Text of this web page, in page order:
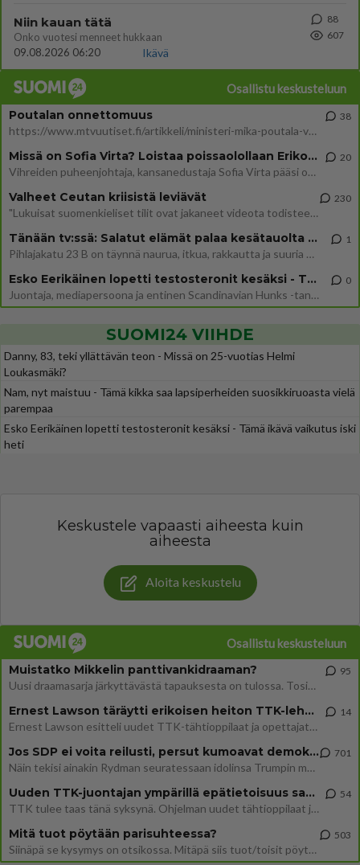
Niin kauan tätä
Onko vuotesi menneet hukkaan
09.08.2026 06:20
Ikävä
88
607
Osallistu keskusteluun
Poutalan onnettomuus
https://www.mtvuutiset.fi/artikkeli/ministeri-mika-poutala-vakavassa-onnettomuudessa/9375980 Kumma kun jutussa ei manit
38
Missä on Sofia Virta? Loistaa poissaolollaan Erikoisjoukot uudelta kaudelta
Vihreiden puheenjohtaja, kansanedustaja Sofia Virta pääsi otsikoihin, kun tieto hänen osallistumisestaan Erikoisjoukot-k
20
Valheet Ceutan kriisistä leviävät
"Lukuisat suomenkieliset tilit ovat jakaneet videota todisteena siitä, että siirtolaisjoukot aiheuttavat edelleen Ceutas
230
Tänään tv:ssä: Salatut elämät palaa kesätauolta - Tässä hieman juonipaljastuksia
Pihlajakatu 23 B on täynnä naurua, itkua, rakkautta ja suuria salaisuuksia. Suomalaisten yksi pitkäikäisimmistä draamas
1
Esko Eerikäinen lopetti testosteronit kesäksi - Tämä ikävä vaikutus iski heti
Juontaja, mediapersoona ja entinen Scandinavian Hunks -tanssija Esko Eerikäinen on tunnettu avoimuudestaan. Nyt Eerikäi
0
SUOMI24 VIIHDE
Danny, 83, teki yllättävän teon - Missä on 25-vuotias Helmi
Loukasmäki?
Nam, nyt maistuu - Tämä kikka saa lapsiperheiden suosikkiruoasta vielä
parempaa
Esko Eerikäinen lopetti testosteronit kesäksi - Tämä ikävä vaikutus iski
heti
Keskustele vapaasti aiheesta kuin
aiheesta
Aloita keskustelu
Osallistu keskusteluun
Muistatko Mikkelin panttivankidraaman?
Uusi draamasarja järkyttävästä tapauksesta on tulossa. Tositapahtumiin perustuva sarja ammentaa vuoden 1986 Mikkelin pan
95
Ernest Lawson täräytti erikoisen heiton TTK-lehdistötilaisuudessa: " Onko tässä tarkoituksena...?"
Ernest Lawson esitteli uudet TTK-tähtioppilaat ja opettajat torstaina 6.8. lehdistölle. Tulevalla kaudella on yksi hausk
14
Jos SDP ei voita reilusti, persut kumoavat demokratian Suomesta
Näin tekisi ainakin Rydman seuratessaan idolinsa Trumpin mallia https://www.is.fi/politiikka/art-2000012187244.html
701
Uuden TTK-juontajan ympärillä epätietoisuus sakenee - Nyt MTV hämmentää soppaa
TTK tulee taas tänä syksynä. Ohjelman uudet tähtioppilaat julkistetaan torstaina 6. elokuuta klo 14 alkavassa lehdistö
54
Mitä tuot pöytään parisuhteessa?
Siinäpä se kysymys on otsikossa. Mitäpä siis tuot/toisit pöytään parisuhteessa? Oletko mies vai nainen? Koetko sen mitä
503